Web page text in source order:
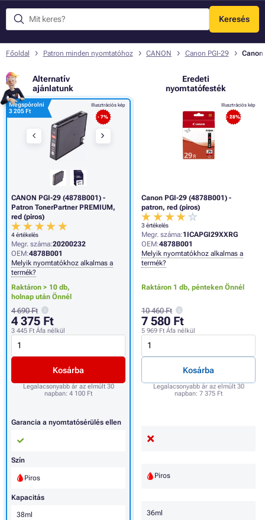
Keresés
Menü
Főoldal Patron minden nyomtatóhoz CANON Canon PGI-29 Canon
Alternatív
ajánlatunk
Eredeti
nyomtatófesték
Illusztrációs kép
- 28%
Canon PGI-29 (4878B001) -
patron, red (piros)
3 értékelés
Megr. száma:1ICAPGI29XXRG
OEM:4878B001
Melyik nyomtatókhoz alkalmas a
termék?
Raktáron 1 db, pénteken Önnél
10 460 Ft
7 580 Ft
5 969 Ft Áfa nélkül
Kosárba
Legalacsonyabb ár az elmúlt 30
napban: 7 375 Ft
Piros
36ml
Illusztrációs kép
- 7%
Megspórolni
3 205 Ft
CANON PGI-29 (4878B001) -
Patron TonerPartner PREMIUM,
red (piros)
4 értékelés
Megr. száma:20200232
OEM:4878B001
Melyik nyomtatókhoz alkalmas a
termék?
Raktáron > 10 db,
holnap után Önnél
4 690 Ft
4 375 Ft
3 445 Ft Áfa nélkül
Kosárba
Legalacsonyabb ár az elmúlt 30
napban: 4 100 Ft
Garancia a nyomtatósérülés ellen
Szín
Piros
Kapacitás
38ml